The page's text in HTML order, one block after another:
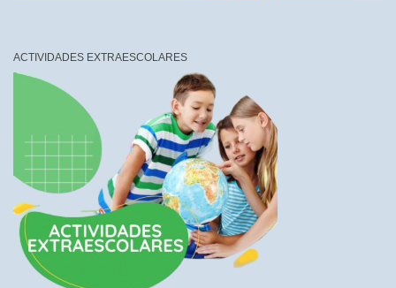
ACTIVIDADES EXTRAESCOLARES